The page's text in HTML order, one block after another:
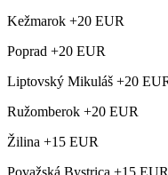
Kežmarok +20 EUR
Poprad +20 EUR
Liptovský Mikuláš +20
Ružomberok +20 EUR
Žilina +15 EUR